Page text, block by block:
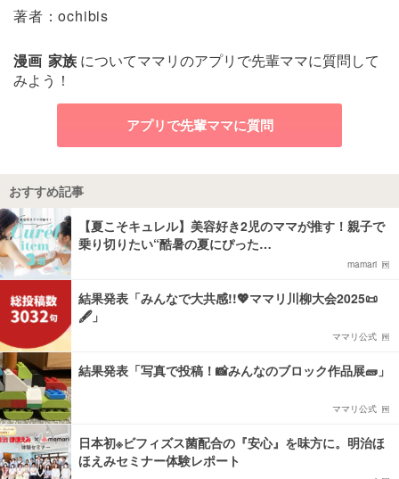
著者：ochibis
漫画 家族 についてママリのアプリで先輩ママに質問して
みよう！
アプリで先輩ママに質問
おすすめ記事
【夏こそキュレル】美容好き2児のママが推す！親子で
乗り切りたい“酷暑の夏にぴった…
mamari
結果発表「みんなで大共感!!💖ママリ川柳大会2025📜
🖋️」
ママリ公式
結果発表「写真で投稿！📸みんなのブロック作品展🧱」
ママリ公式
日本初※ビフィズス菌配合の『安心』を味方に。明治ほ
ほえみセミナー体験レポート